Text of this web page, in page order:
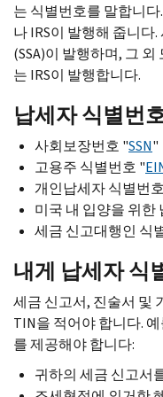
는 식별번호를 말합니
나IRS이 발행해 줍니다
(SSA)이 발행하며, 그 외
는 IRS이 발행합니다.
납세자 식별번
사회보장번호 "SSN"
고용주 식별번호 "
개인납세자 식별번
미국 내 입양을 위한
세금 신고대행인 식
내게 납세자 식
세금 신고서, 진술서 및
TIN을 적어야 합니다.
를 제공해야 합니다:
귀하의 세금 신고서